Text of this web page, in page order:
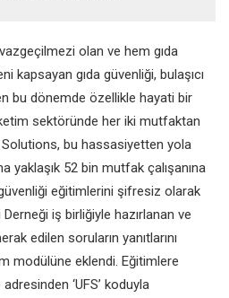
olan ve hem gıda
kapsayan gıda güvenliği, bulaşıcı
bu dönemde özellikle hayati bir
sektöründe her iki mutfaktan
bu hassasiyetten yola
yaklaşık 52 bin mutfak çalışanına
güvenliği eğitimlerini şifresiz olarak
Derneği iş birliğiyle hazırlanan ve
edilen soruların yanıtlarını
modülüne eklendi. Eğitimlere
‘UFS’ koduyla